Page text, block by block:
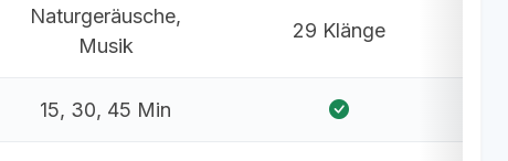
Naturgeräusche,
Musik
29 Klänge
15, 30, 45 Min